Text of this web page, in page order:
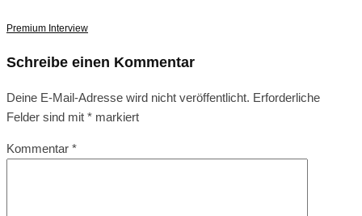
Premium Interview
Schreibe einen Kommentar
Deine E-Mail-Adresse wird nicht veröffentlicht. Erforderliche
Felder sind mit * markiert
Kommentar *